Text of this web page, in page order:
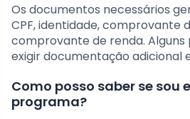
Os documentos necessários
CPF, identidade, comprovante
comprovante de renda.
exigir documentação adicional
Como posso saber se sou
programa?